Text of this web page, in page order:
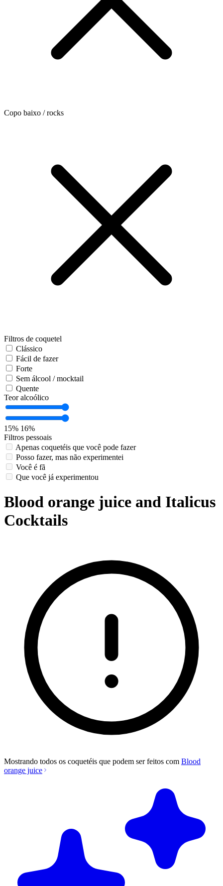
Copo baixo / rocks
Filtros de coquetel
Clássico
Fácil de fazer
Forte
Sem álcool / mocktail
Quente
Teor alcoólico
15% 16%
Filtros pessoais
Apenas coquetéis que você pode fazer
Posso fazer, mas não experimentei
Você é fã
Que você já experimentou
Blood orange juice and Italicus
Cocktails
Mostrando todos os coquetéis que podem ser feitos com Blood
orange juice